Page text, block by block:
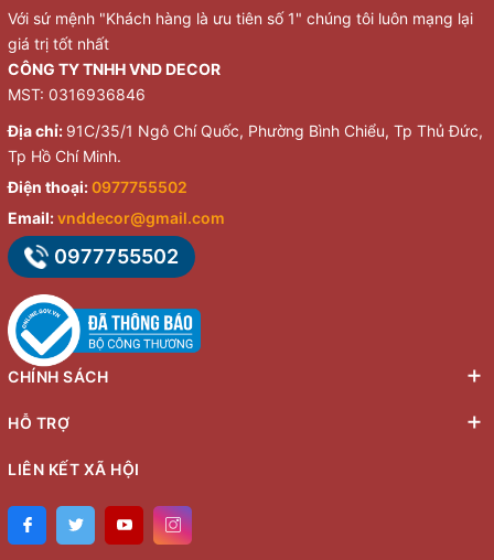
Với sứ mệnh "Khách hàng là ưu tiên số 1" chúng tôi luôn mạng lại
giá trị tốt nhất
CÔNG TY TNHH VND DECOR
MST: 0316936846
Địa chỉ: 91C/35/1 Ngô Chí Quốc, Phường Bình Chiểu, Tp Thủ Đức,
Tp Hồ Chí Minh.
Điện thoại: 0977755502
Email:vnddecor@gmail.com
0977755502
CHÍNH SÁCH
HỖ TRỢ
LIÊN KẾT XÃ HỘI